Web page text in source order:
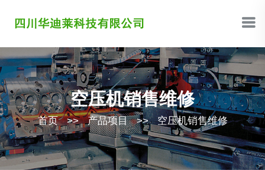
空压机销售维修
首页 >> 产品项目 >> 空压机销售维修